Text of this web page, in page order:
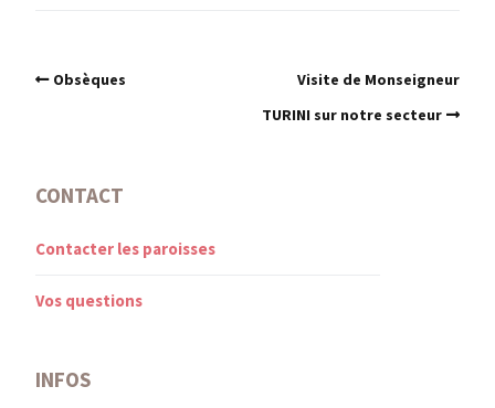
Obsèques
Visite de Monseigneur
TURINI sur notre secteur
CONTACT
Contacter les paroisses
Vos questions
INFOS